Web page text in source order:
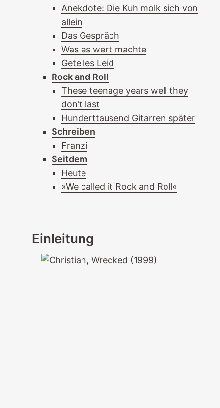
Anekdote: Die Kuh molk sich von
allein
Das Gespräch
Was es wert machte
Geteiles Leid
Rock and Roll
These teenage years well they
don’t last
Hunderttausend Gitarren später
Schreiben
Franzi
Seitdem
Heute
»We called it Rock and Roll«
Einleitung